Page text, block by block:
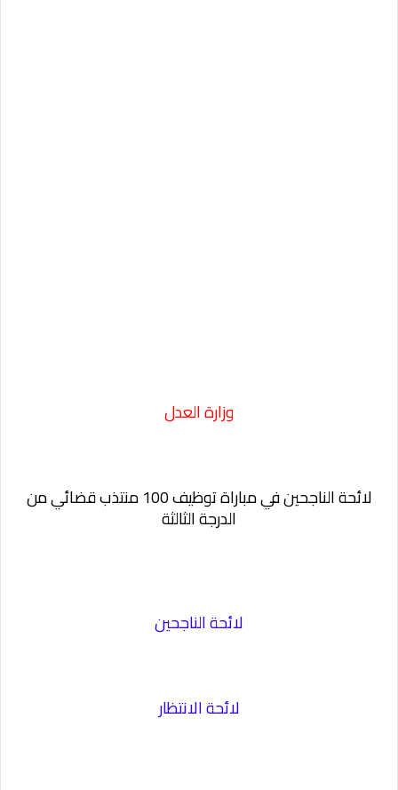
وزارة العدل
لائحة الناجحين في مباراة توظيف 100 منتذب قضائي من
الدرجة الثالثة
لائحة الناجحين
لائحة الانتظار